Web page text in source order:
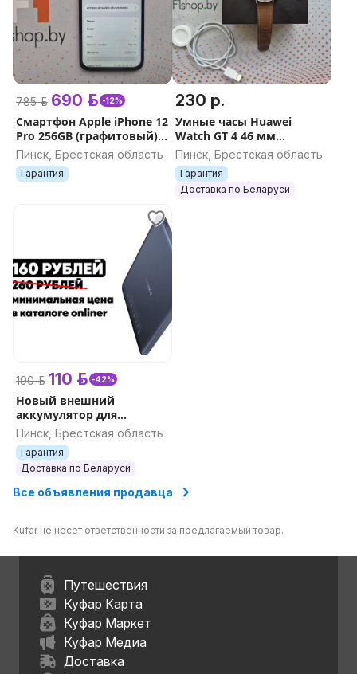
785 р. 690 р. -12%
Смартфон Apple iPhone 12
Pro 256GB (графитовый)
БУ
Пинск, Брестская область
Гарантия
230 р.
Умные часы Huawei
Watch GT 4 46 мм
(коричневый) БУ
Пинск, Брестская область
Гарантия
Доставка по Беларуси
190 р. 110 р. -42%
Новый внешний
аккумулятор для
ноутбуков/телефонов
Baseus Blade 2 65W
Пинск, Брестская область
Гарантия
Доставка по Беларуси
Все объявления продавца
Kufar не несет ответственности за предлагаемый товар.
Путешествия
Куфар Карта
Куфар Маркет
Куфар Медиа
Доставка